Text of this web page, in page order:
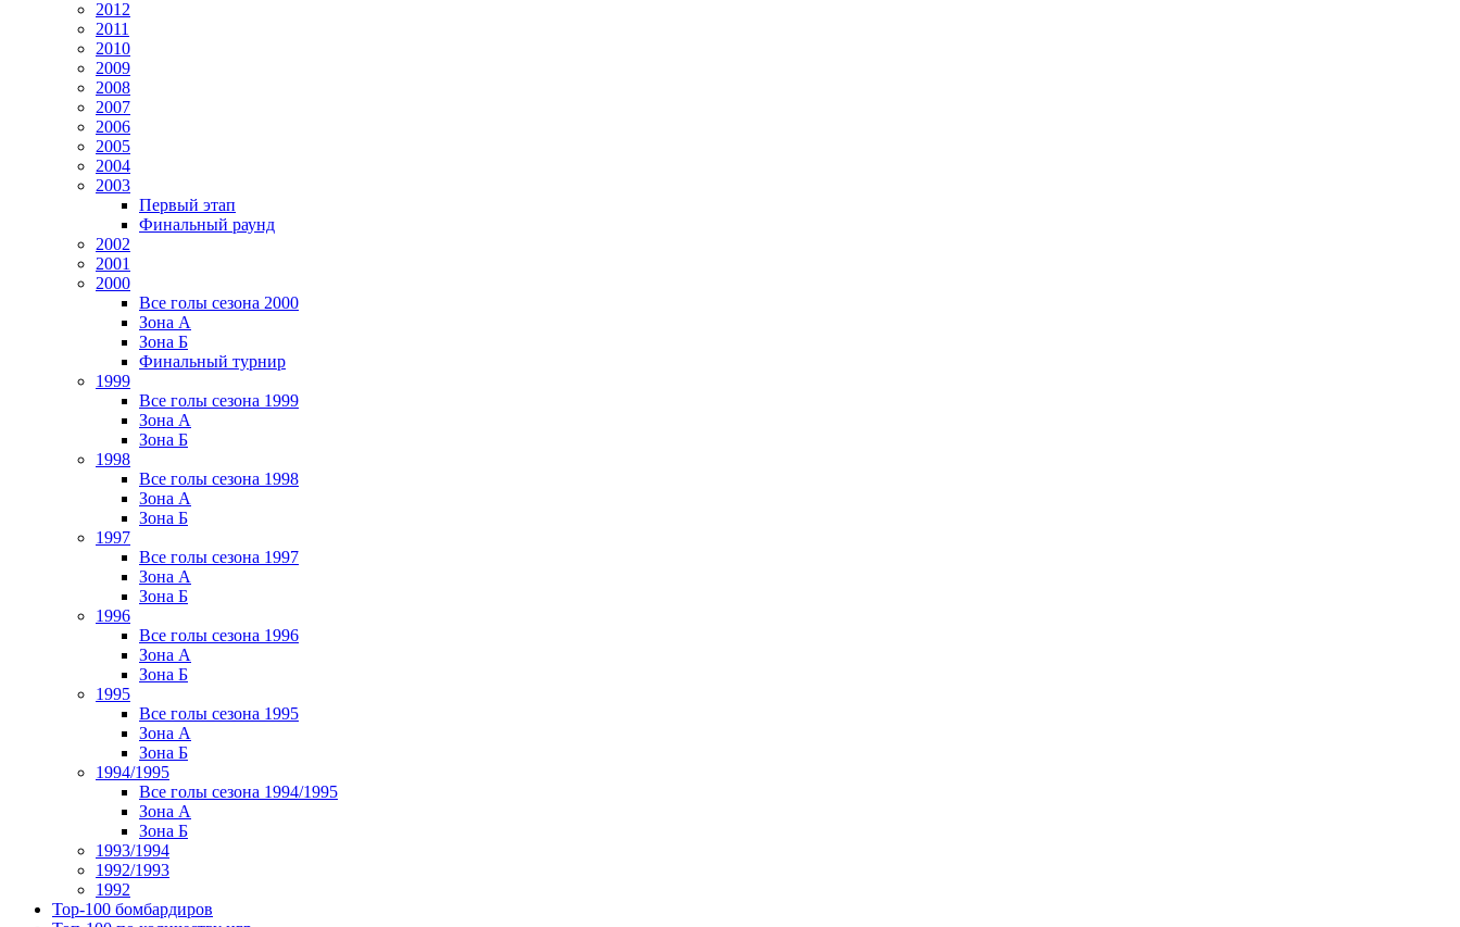
2012
2011
2010
2009
2008
2007
2006
2005
2004
2003
Первый этап
Финальный раунд
2002
2001
2000
Все голы сезона 2000
Зона А
Зона Б
Финальный турнир
1999
Все голы сезона 1999
Зона А
Зона Б
1998
Все голы сезона 1998
Зона А
Зона Б
1997
Все голы сезона 1997
Зона А
Зона Б
1996
Все голы сезона 1996
Зона А
Зона Б
1995
Все голы сезона 1995
Зона А
Зона Б
1994/1995
Все голы сезона 1994/1995
Зона А
Зона Б
1993/1994
1992/1993
1992
Top-100 бомбардиров